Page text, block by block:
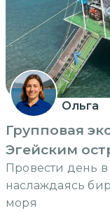
Ольга
Групповая
Эгейским
Провести день
наслаждаясь
моря